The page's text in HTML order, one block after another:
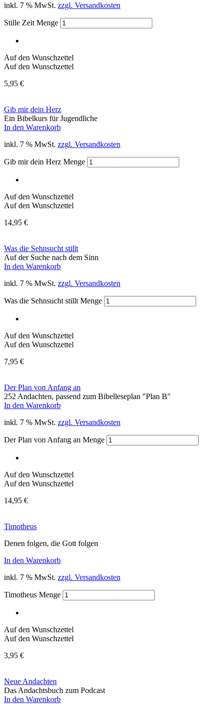
inkl. 7 % MwSt. zzgl. Versandkosten
Stille Zeit Menge
Auf den Wunschzettel
Auf den Wunschzettel
5,95 €
Gib mir dein Herz
Ein Bibelkurs für Jugendliche
In den Warenkorb
inkl. 7 % MwSt. zzgl. Versandkosten
Gib mir dein Herz Menge
Auf den Wunschzettel
Auf den Wunschzettel
14,95 €
Was die Sehnsucht stillt
Auf der Suche nach dem Sinn
In den Warenkorb
inkl. 7 % MwSt. zzgl. Versandkosten
Was die Sehnsucht stillt Menge
Auf den Wunschzettel
Auf den Wunschzettel
7,95 €
Der Plan von Anfang an
252 Andachten, passend zum Bibelleseplan "Plan B"
In den Warenkorb
inkl. 7 % MwSt. zzgl. Versandkosten
Der Plan von Anfang an Menge
Auf den Wunschzettel
Auf den Wunschzettel
14,95 €
Timotheus
Denen folgen, die Gott folgen
In den Warenkorb
inkl. 7 % MwSt. zzgl. Versandkosten
Timotheus Menge
Auf den Wunschzettel
Auf den Wunschzettel
3,95 €
Neue Andachten
Das Andachtsbuch zum Podcast
In den Warenkorb